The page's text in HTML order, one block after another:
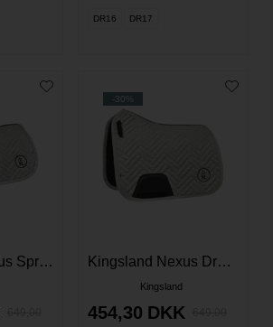
DR16 DR17
Kingsland Nexus Spring Underlag - Cobbelstone Melange
-30%
Kingsland Nexus Dressur Underlag - Cobbelstone Melange
Kingsland
454,30 DKK